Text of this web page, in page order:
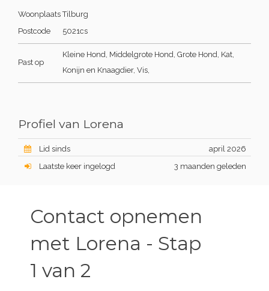
WoonplaatsTilburg
Postcode
5021cs
Past op
Kleine Hond, Middelgrote Hond, Grote Hond, Kat,
Konijn en Knaagdier, Vis,
Profiel van Lorena
Lid sinds
april 2026
Laatste keer ingelogd
3 maanden geleden
Contact opnemen
met Lorena - Stap
1 van 2